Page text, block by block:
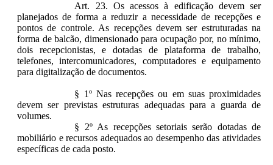
Art. 23. Os acessos à edificação devem ser
planejados de forma a reduzir a necessidade de recepções e
pontos de controle. As recepções devem ser estruturadas na
forma de balcão, dimensionado para ocupação por, no mínimo,
dois recepcionistas, e dotadas de plataforma de trabalho,
telefones, intercomunicadores, computadores e equipamento
para digitalização de documentos.
§ 1º Nas recepções ou em suas proximidades
devem ser previstas estruturas adequadas para a guarda de
volumes.
§ 2º As recepções setoriais serão dotadas de
mobiliário e recursos adequados ao desempenho das atividades
específicas de cada posto.